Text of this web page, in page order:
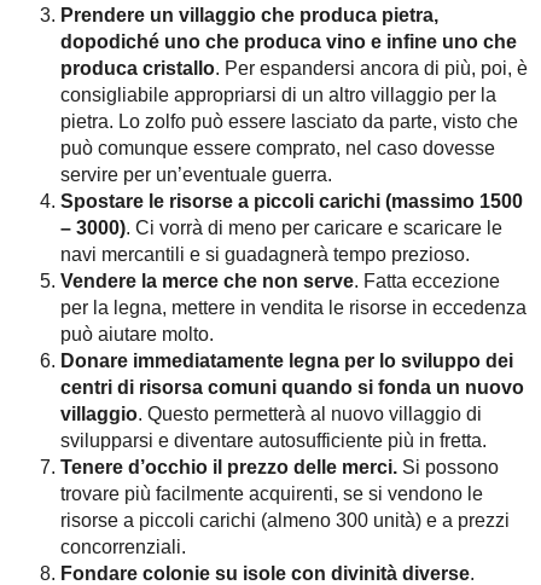
Prendere un villaggio che produca pietra,
dopodiché uno che produca vino e infine uno che
produca cristallo. Per espandersi ancora di più, poi, è
consigliabile appropriarsi di un altro villaggio per la
pietra. Lo zolfo può essere lasciato da parte, visto che
può comunque essere comprato, nel caso dovesse
servire per un’eventuale guerra.
Spostare le risorse a piccoli carichi (massimo 1500
– 3000). Ci vorrà di meno per caricare e scaricare le
navi mercantili e si guadagnerà tempo prezioso.
Vendere la merce che non serve. Fatta eccezione
per la legna, mettere in vendita le risorse in eccedenza
può aiutare molto.
Donare immediatamente legna per lo sviluppo dei
centri di risorsa comuni quando si fonda un nuovo
villaggio. Questo permetterà al nuovo villaggio di
svilupparsi e diventare autosufficiente più in fretta.
Tenere d’occhio il prezzo delle merci. Si possono
trovare più facilmente acquirenti, se si vendono le
risorse a piccoli carichi (almeno 300 unità) e a prezzi
concorrenziali.
Fondare colonie su isole con divinità diverse.